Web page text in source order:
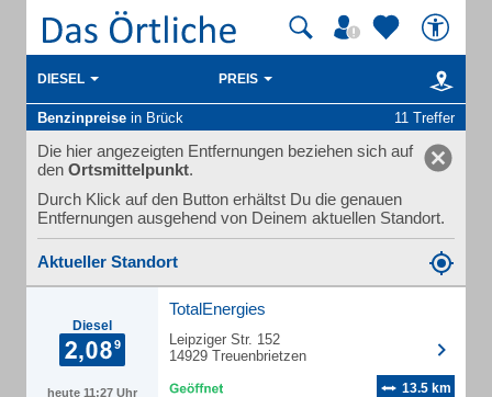
DIESEL PREIS
Benzinpreise in Brück 11 Treffer
Die hier angezeigten Entfernungen beziehen sich auf
den Ortsmittelpunkt.
Durch Klick auf den Button erhältst Du die genauen
Entfernungen ausgehend von Deinem aktuellen Standort.
Aktueller Standort
Diesel
heute 11:27 Uhr
TotalEnergies
Leipziger Str. 152
14929 Treuenbrietzen
13.5 km